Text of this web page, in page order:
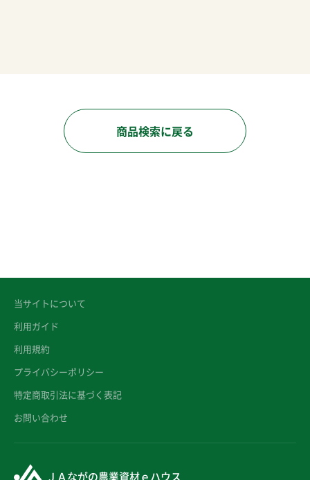
商品検索に戻る
当サイトについて
利用ガイド
利用規約
プライバシーポリシー
特定商取引法に基づく表記
お問い合わせ
ＪＡながの農業資材ｅハウス